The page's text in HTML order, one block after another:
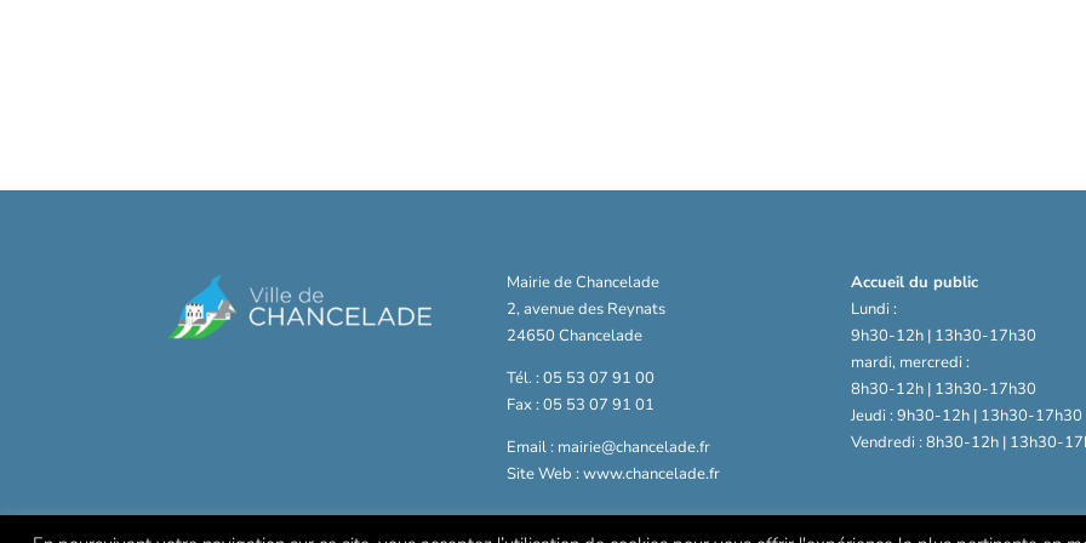
Mairie de Chancelade
2, avenue des Reynats
24650 Chancelade
Tél. : 05 53 07 91 00
Fax : 05 53 07 91 01
Email : mairie@chancelade.fr
Site Web : www.chancelade.fr
Accueil du public
Lundi :
9h30-12h | 13h30-17h30
mardi, mercredi :
8h30-12h | 13h30-17h30
Jeudi : 9h30-12h | 13h30-17h30
Vendredi : 8h30-12h | 13h30-